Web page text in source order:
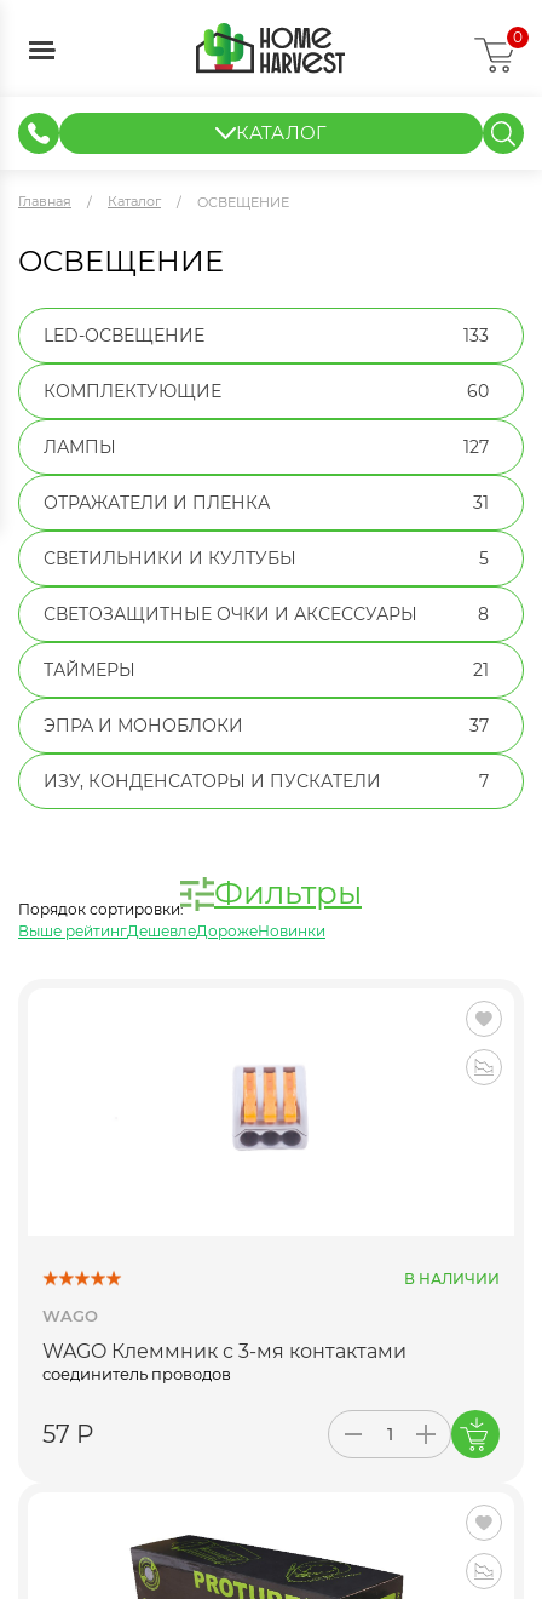
0
КАТАЛОГ
Главная Каталог ОСВЕЩЕНИЕ
ОСВЕЩЕНИЕ
LED-ОСВЕЩЕНИЕ 133
КОМПЛЕКТУЮЩИЕ 60
ЛАМПЫ 127
ОТРАЖАТЕЛИ И ПЛЕНКА 31
СВЕТИЛЬНИКИ И КУЛТУБЫ 5
СВЕТОЗАЩИТНЫЕ ОЧКИ И АКСЕССУАРЫ 8
ТАЙМЕРЫ 21
ЭПРА И МОНОБЛОКИ 37
ИЗУ, КОНДЕНСАТОРЫ И ПУСКАТЕЛИ 7
Фильтры
Порядок сортировки:
Выше рейтингДешевлеДорожеНовинки
В НАЛИЧИИ
WAGO
WAGO Клеммник с 3-мя контактами
соединитель проводов
57 Р